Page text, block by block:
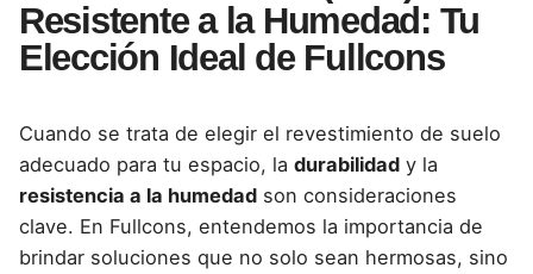
Resistente a la Humedad: Tu
Elección Ideal de Fullcons
Cuando se trata de elegir el revestimiento de suelo
adecuado para tu espacio, la durabilidad y la
resistencia a la humedad son consideraciones
clave. En Fullcons, entendemos la importancia de
brindar soluciones que no solo sean hermosas, sino